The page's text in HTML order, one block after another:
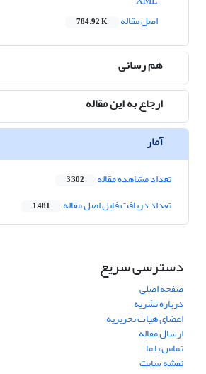
اصل مقاله
784.92 K
هم رسانی
ارجاع به این مقاله
آمار
تعداد مشاهده مقاله 3,302
تعداد دریافت فایل اصل مقاله 1,481
دسترسی سریع
صفحه اصلی
درباره نشریه
اعضای هیات تحریریه
ارسال مقاله
تماس با ما
نقشه سایت